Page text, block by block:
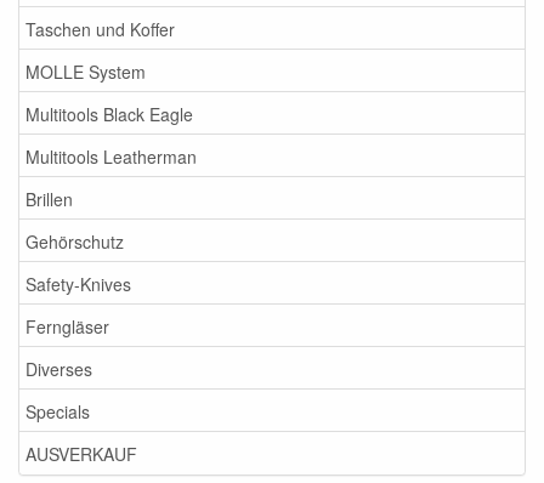
Taschen und Koffer
MOLLE System
Multitools Black Eagle
Multitools Leatherman
Brillen
Gehörschutz
Safety-Knives
Ferngläser
Diverses
Specials
AUSVERKAUF